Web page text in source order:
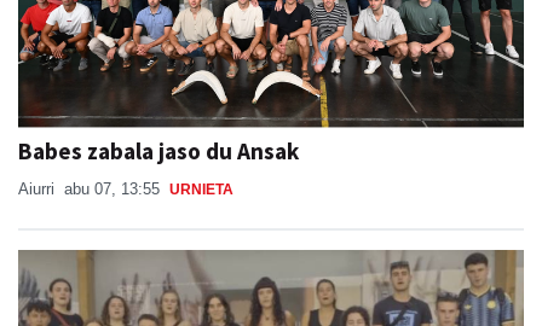
Babes zabala jaso du Ansak
Aiurri abu 07, 13:55 URNIETA